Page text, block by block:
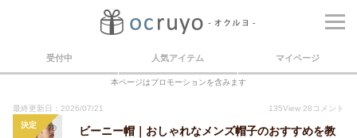
受付中 人気アイテム マイページ
本ページはプロモーションを含みます
最終更新日：2026/07/21 135View 28 コメント
決定
ビーニー帽｜おしゃれなメンズ帽子のおすすめを教